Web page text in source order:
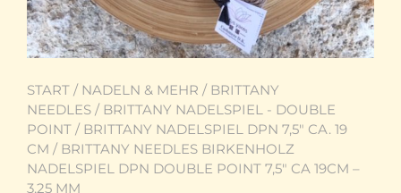
START / NADELN & MEHR / BRITTANY
NEEDLES / BRITTANY NADELSPIEL - DOUBLE
POINT / BRITTANY NADELSPIEL DPN 7,5" CA. 19
CM / BRITTANY NEEDLES BIRKENHOLZ
NADELSPIEL DPN DOUBLE POINT 7,5″ CA 19CM –
3,25 MM